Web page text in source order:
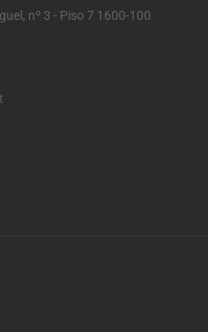
nº 3 - Piso 7 1600-100